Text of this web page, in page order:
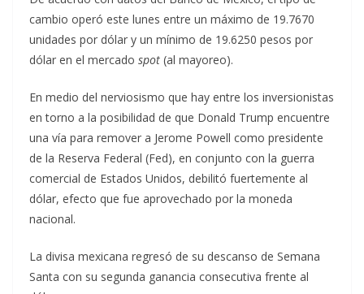
cambio operó este lunes entre un máximo de 19.7670
unidades por dólar y un mínimo de 19.6250 pesos por
dólar en el mercado spot (al mayoreo).
En medio del nerviosismo que hay entre los inversionistas
en torno a la posibilidad de que Donald Trump encuentre
una vía para remover a Jerome Powell como presidente
de la Reserva Federal (Fed), en conjunto con la guerra
comercial de Estados Unidos, debilitó fuertemente al
dólar, efecto que fue aprovechado por la moneda
nacional.
La divisa mexicana regresó de su descanso de Semana
Santa con su segunda ganancia consecutiva frente al